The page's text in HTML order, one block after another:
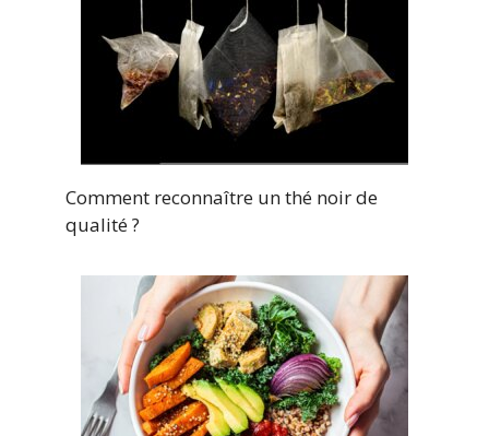
Comment reconnaître un thé noir de
qualité ?